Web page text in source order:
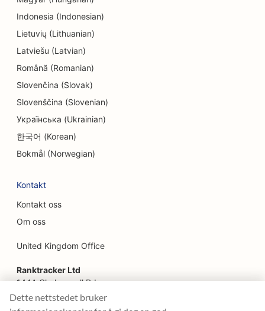
SEO for rømningsrom
EO for etniske restauranter
SEO for gård-til-bord-restauranter
SEO for ansiktsløftningstjenester
SEO for finansplanleggere
SEO for ingeniørfirmaer
SEO for hurtigmatrestauranter
SEO for blomsterhandlere
SEO for finansielle tjenester
SEO for serveringssteder
SEO for franske konditorier
Indonesia (Indonesian)
Lietuvių (Lithuanian)
Latviešu (Latvian)
Română (Romanian)
Slovenčina (Slovak)
Slovenščina (Slovenian)
Українська (Ukrainian)
한국어 (Korean)
Bokmål (Norwegian)
Kontakt
Kontakt oss
Om oss
United Kingdom Office
Ranktracker Ltd
144A Clerkenwell Rd
London, EC1R 5DF
Company No: 08820809
Dette nettstedet bruker